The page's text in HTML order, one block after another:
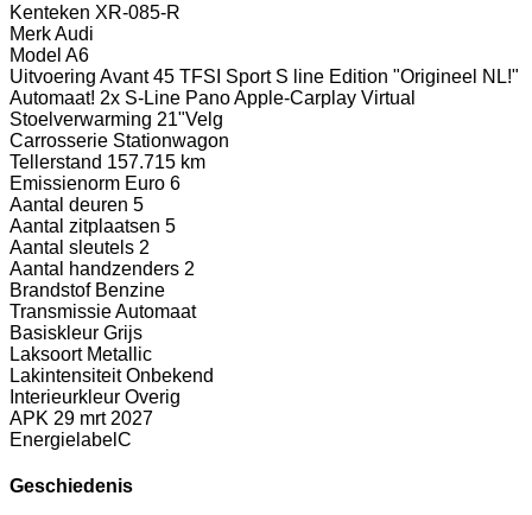
Kenteken XR-085-R
MerkAudi
Model A6
Uitvoering Avant 45 TFSI Sport S line Edition "Origineel NL!"
Automaat! 2x S-Line Pano Apple-Carplay Virtual
Stoelverwarming 21"Velg
Carrosserie Stationwagon
Tellerstand 157.715 km
Emissienorm Euro 6
Aantal deuren 5
Aantal zitplaatsen 5
Aantal sleutels 2
Aantal handzenders 2
Brandstof Benzine
TransmissieAutomaat
Basiskleur Grijs
Laksoort Metallic
Lakintensiteit Onbekend
Interieurkleur Overig
APK 29 mrt 2027
Energielabel C
Geschiedenis